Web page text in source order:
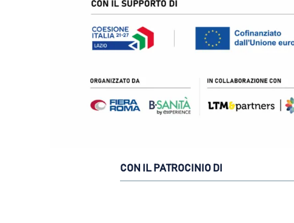
CON IL PATROCINIO DI